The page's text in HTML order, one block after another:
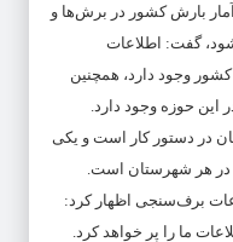
بارش کشور در برش‌ها و
گفت: اطلاعات
آب کشور وجود دارد، همچنین
حوزه وجود دارد.
در دستور کار است و یکی
در هر شهرستان است.
برف‌سنجی اظهار کرد:
اطلاعات ما را پر خواهد کرد.